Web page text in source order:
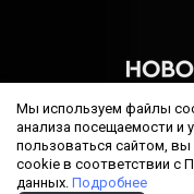
РЕЛИГИОЗНАЯ
(ПЯТИДЕСЯТНИКОВ)
1022800000640, бланк
Мы используем файлы
анализа посещаемости и
пользоваться сайтом,
cookie в соответствии с
данных. Подробнее